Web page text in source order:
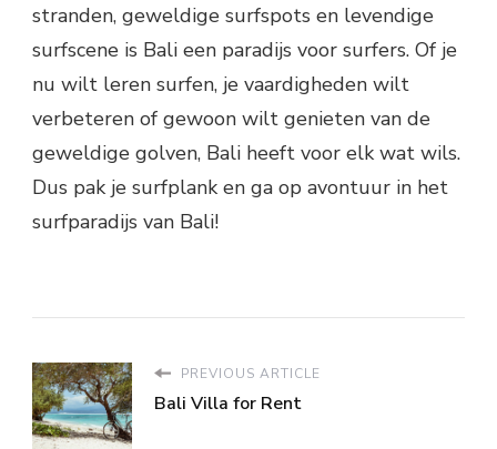
stranden, geweldige surfspots en levendige
surfscene is Bali een paradijs voor surfers. Of je
nu wilt leren surfen, je vaardigheden wilt
verbeteren of gewoon wilt genieten van de
geweldige golven, Bali heeft voor elk wat wils.
Dus pak je surfplank en ga op avontuur in het
surfparadijs van Bali!
PREVIOUS ARTICLE
Bali Villa for Rent